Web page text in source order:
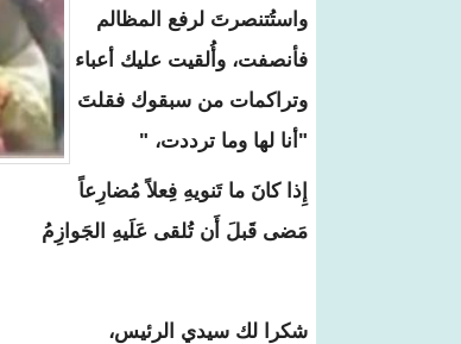
واستُتنصرتَ لرفع المظالم
فأنصفت، وأُلقيت عليك أعباء
وتراكمات من سبقوك فقلتَ
"أنا لها وما ترددت، "
إِذا كانَ ما تَنويهِ فِعلاً مُضارِعاً
مَضى قَبلَ أَن تُلقى عَلَيهِ الجَوازِمُ
شكرا لك سيدي الرئيس،